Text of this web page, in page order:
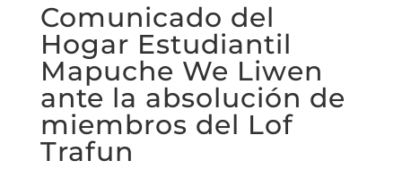
Comunicado del
Hogar Estudiantil
Mapuche We Liwen
ante la absolución de
miembros del Lof
Trafun